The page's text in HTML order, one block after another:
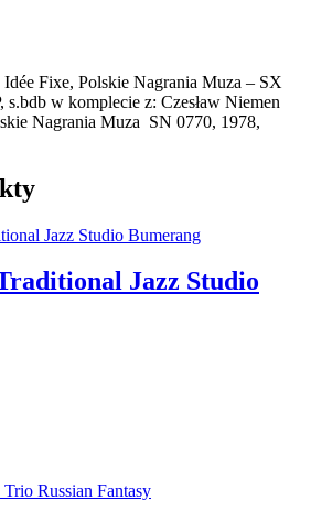
Fixe, Polskie Nagrania Muza ‎– SX
w komplecie z: Czesław Niemen
Nagrania Muza ‎ SN 0770, 1978,
Jazz Studio